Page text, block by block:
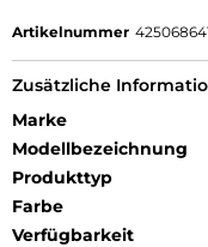
Artikelnummer
Zusätzliche
Marke
Modellbezeichnung
Produkttyp
Farbe
Verfügbarkeit